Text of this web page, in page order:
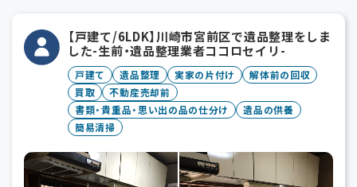
【戸建て/6LDK】川崎市宮前区で遺品整理をしま
した-生前・遺品整理業者ココロセイリ-
戸建て 遺品整理 実家の片付け
解体前の回収
買取
不動産売却前
書類・貴重品・思い出の品の仕分け
遺品の供養
簡易清掃